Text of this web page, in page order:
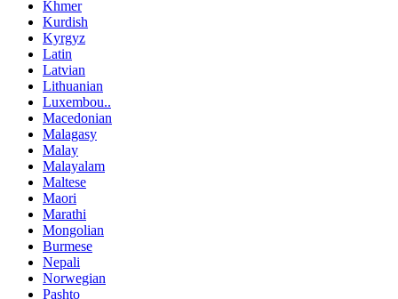
Khmer
Kurdish
Kyrgyz
Latin
Latvian
Lithuanian
Luxembou..
Macedonian
Malagasy
Malay
Malayalam
Maltese
Maori
Marathi
Mongolian
Burmese
Nepali
Norwegian
Pashto